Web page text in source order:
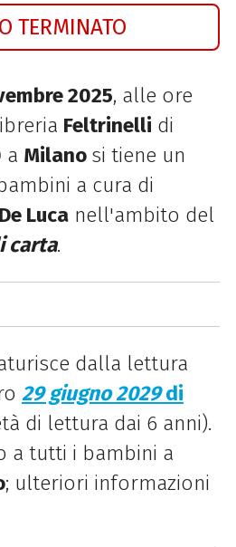
TERMINATO
2025, alle ore
Feltrinelli di
a Milano si tiene un
a cura di
Lucanell'ambito del
carta.
dalla lettura
29 giugno 2029di
di lettura dai 6 anni).
a tutti i bambini a
; ulteriori informazioni